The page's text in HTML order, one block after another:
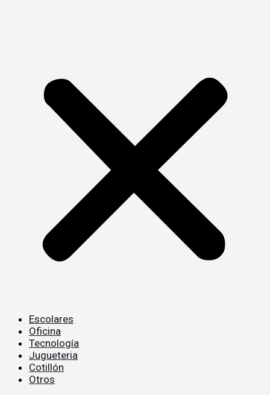
Escolares
Oficina
Tecnología
Jugueteria
Cotillón
Otros